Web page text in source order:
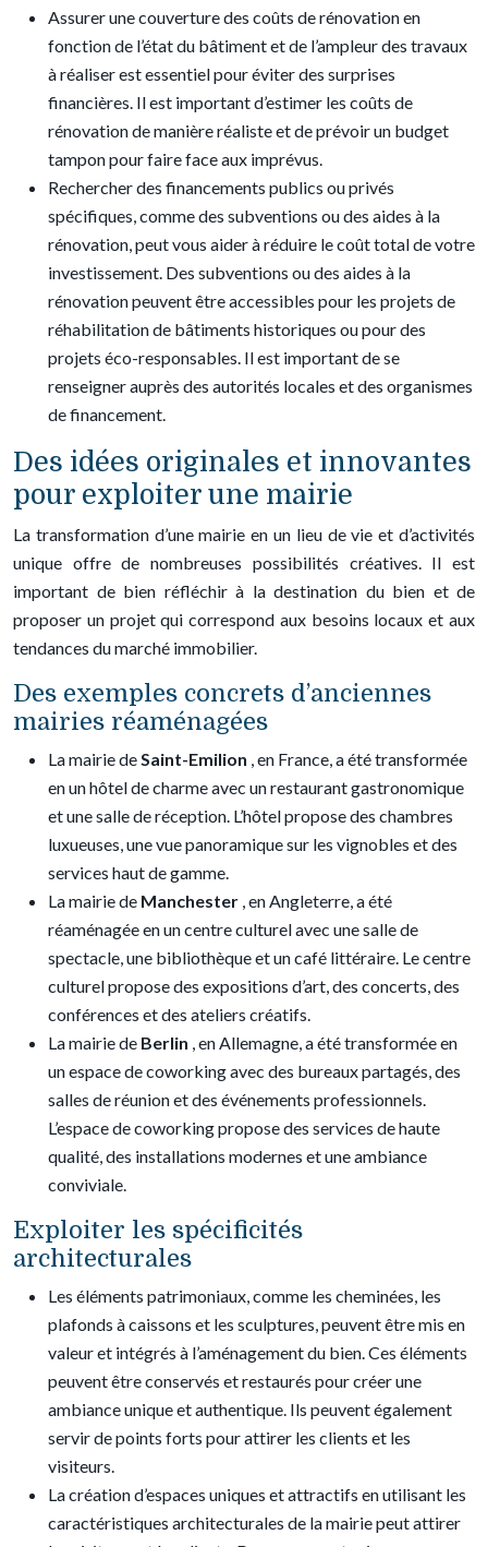
Assurer une couverture des coûts de rénovation en
fonction de l’état du bâtiment et de l’ampleur des travaux
à réaliser est essentiel pour éviter des surprises
financières. Il est important d’estimer les coûts de
rénovation de manière réaliste et de prévoir un budget
tampon pour faire face aux imprévus.
Rechercher des financements publics ou privés
spécifiques, comme des subventions ou des aides à la
rénovation, peut vous aider à réduire le coût total de votre
investissement. Des subventions ou des aides à la
rénovation peuvent être accessibles pour les projets de
réhabilitation de bâtiments historiques ou pour des
projets éco-responsables. Il est important de se
renseigner auprès des autorités locales et des organismes
de financement.
Des idées originales et innovantes
pour exploiter une mairie
La transformation d’une mairie en un lieu de vie et d’activités
unique offre de nombreuses possibilités créatives. Il est
important de bien réfléchir à la destination du bien et de
proposer un projet qui correspond aux besoins locaux et aux
tendances du marché immobilier.
Des exemples concrets d’anciennes
mairies réaménagées
La mairie deSaint-Emilion , en France, a été transformée
en un hôtel de charme avec un restaurant gastronomique
et une salle de réception. L’hôtel propose des chambres
luxueuses, une vue panoramique sur les vignobles et des
services haut de gamme.
La mairie de Manchester , en Angleterre, a été
réaménagée en un centre culturel avec une salle de
spectacle, une bibliothèque et un café littéraire. Le centre
culturel propose des expositions d’art, des concerts, des
conférences et des ateliers créatifs.
La mairie de Berlin , en Allemagne, a été transformée en
un espace de coworking avec des bureaux partagés, des
salles de réunion et des événements professionnels.
L’espace de coworking propose des services de haute
qualité, des installations modernes et une ambiance
conviviale.
Exploiter les spécificités
architecturales
Les éléments patrimoniaux, comme les cheminées, les
plafonds à caissons et les sculptures, peuvent être mis en
valeur et intégrés à l’aménagement du bien. Ces éléments
peuvent être conservés et restaurés pour créer une
ambiance unique et authentique. Ils peuvent également
servir de points forts pour attirer les clients et les
visiteurs.
La création d’espaces uniques et attractifs en utilisant les
caractéristiques architecturales de la mairie peut attirer